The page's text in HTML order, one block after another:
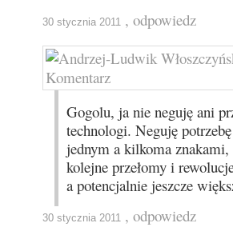
30 stycznia 2011 , odpowiedz
Gogolu, ja nie neguję ani
technologi. Neguję
jednym a kilkoma
kolejne przełomy i
a potencjalnie jeszcze
30 stycznia 2011 , odpowiedz